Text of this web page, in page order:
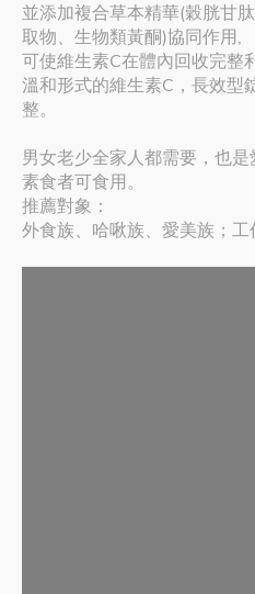
並添加複合草本精華(穀胱甘
取物、生物類黃酮)協同作用,
可使維生素C在體內回收完整
溫和形式的維生素C，長效型
整。
男女老少全家人都需要，也是
素食者可食用。
推薦對象：
外食族、哈啾族、愛美族；工